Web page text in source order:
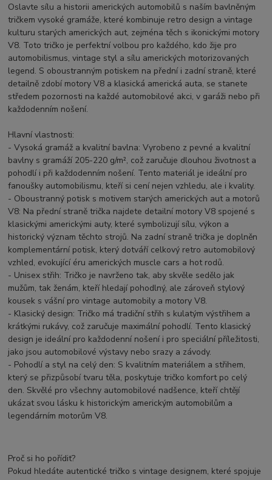
Oslavte sílu a historii amerických automobilů s naším bavlněným
tričkem vysoké gramáže, které kombinuje retro design a vintage
kulturu starých amerických aut, zejména těch s ikonickými motory
V8. Toto tričko je perfektní volbou pro každého, kdo žije pro
automobilismus, vintage styl a sílu amerických motorizovaných
legend. S oboustranným potiskem na přední i zadní straně, které
detailně zdobí motory V8 a klasická americká auta, se stanete
středem pozornosti na každé automobilové akci, v garáži nebo při
každodenním nošení.
Hlavní vlastnosti:
- Vysoká gramáž a kvalitní bavlna: Vyrobeno z pevné a kvalitní
bavlny s gramáží 205-220 g/m², což zaručuje dlouhou životnost a
pohodlí i při každodenním nošení. Tento materiál je ideální pro
fanoušky automobilismu, kteří si cení nejen vzhledu, ale i kvality.
- Oboustranný potisk s motivem starých amerických aut a motorů
V8: Na přední straně trička najdete detailní motory V8 spojené s
klasickými americkými auty, které symbolizují sílu, výkon a
historický význam těchto strojů. Na zadní straně trička je doplněn
komplementární potisk, který dotváří celkový retro automobilový
vzhled, evokující éru amerických muscle cars a hot rodů.
- Unisex střih: Tričko je navrženo tak, aby skvěle sedělo jak
mužům, tak ženám, kteří hledají pohodlný, ale zároveň stylový
kousek s vášní pro vintage automobily a motory V8.
- Klasický design: Tričko má tradiční střih s kulatým výstřihem a
krátkými rukávy, což zaručuje maximální pohodlí. Tento klasický
design je ideální pro každodenní nošení i pro speciální příležitosti,
jako jsou automobilové výstavy nebo srazy a závody.
- Pohodlí a styl na celý den: S kvalitním materiálem a střihem,
který se přizpůsobí tvaru těla, poskytuje tričko komfort po celý
den. Skvělé pro všechny automobilové nadšence, kteří chtějí
ukázat svou lásku k historickým americkým automobilům a
legendárním motorům V8.
Proč si ho pořídit?
Pokud hledáte autentické tričko s vintage designem, které spojuje